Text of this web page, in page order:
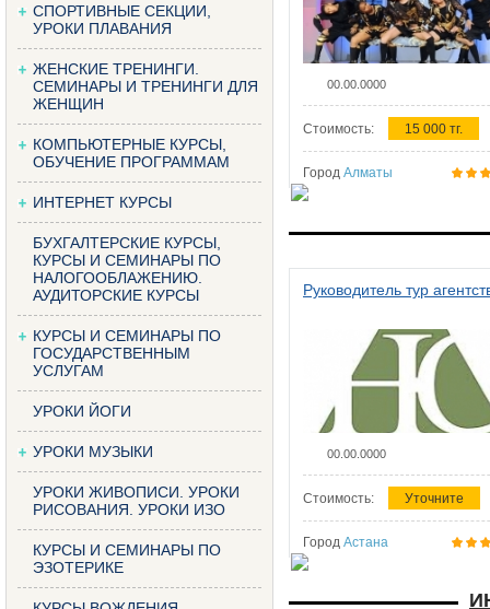
СПОРТИВНЫЕ СЕКЦИИ,
УРОКИ ПЛАВАНИЯ
ЖЕНСКИЕ ТРЕНИНГИ.
СЕМИНАРЫ И ТРЕНИНГИ ДЛЯ
ЖЕНЩИН
КОМПЬЮТЕРНЫЕ КУРСЫ,
ОБУЧЕНИЕ ПРОГРАММАМ
ИНТЕРНЕТ КУРСЫ
БУХГАЛТЕРСКИЕ КУРСЫ,
КУРСЫ И СЕМИНАРЫ ПО
НАЛОГООБЛАЖЕНИЮ.
АУДИТОРСКИЕ КУРСЫ
КУРСЫ И СЕМИНАРЫ ПО
ГОСУДАРСТВЕННЫМ
УСЛУГАМ
УРОКИ ЙОГИ
УРОКИ МУЗЫКИ
УРОКИ ЖИВОПИСИ. УРОКИ
РИСОВАНИЯ. УРОКИ ИЗО
КУРСЫ И СЕМИНАРЫ ПО
ЭЗОТЕРИКЕ
00.00.0000
Стоимость: 15 000 тг.
Город Алматы
Руководитель тур
00.00.0000
Стоимость: Уточните
Город Астана